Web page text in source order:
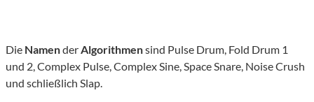
Die NamenderAlgorithmensind Pulse Drum, Fold Drum 1
und 2, Complex Pulse, Complex Sine, Space Snare, Noise Crush
und schließlich Slap.